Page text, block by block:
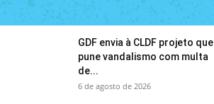
GDF envia à CLDF projeto que
pune vandalismo com multa
de...
6 de agosto de 2026